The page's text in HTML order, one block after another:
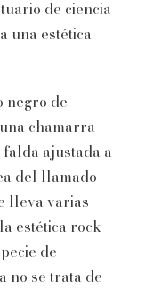
de ciencia
una estética
negro de
chamarra
ajustada a
del llamado
lleva varias
estética rock
de
no se trata de